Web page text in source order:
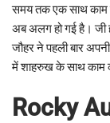
समय तक एक साथ काम
अब अलग हो गई है। जी
जौहर ने पहली बार
में शाहरुख के साथ काम
Rocky